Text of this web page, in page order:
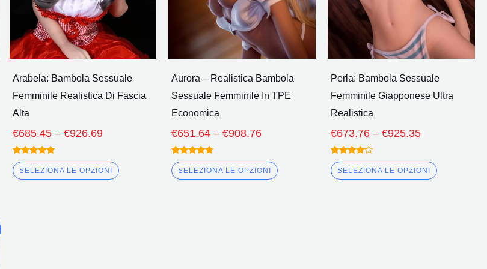
Arabela: Bambola Sessuale
Femminile Realistica Di Fascia
Alta
€685.45 – €926.69
Valutato
5.00
fuori da 5
SELEZIONA LE OPZIONI
possono
scelte
nella
pagina
del
Aurora – Realistica Bambola
Sessuale Femminile In TPE
Economica
€651.64 – €908.76
Valutato
4.50
fuori da 5
SELEZIONA LE OPZIONI
possono
essere
scelte
nella
pagina
del
Perla: Bambola Sessuale
Femminile Giapponese Ultra
Realistica
€673.76 – €925.35
Valutato
4.00
fuori da 5
SELEZIONA LE OPZIONI
possono
essere
scelte
nella
pagina
del